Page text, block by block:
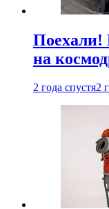
Поехали!
на
2 года спустя2